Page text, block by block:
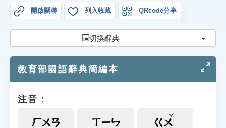
成語故事
索引選單
單字索引
遊戲專區
開啟關聯 列入收藏 QRcode分享
切換辭典 切換
教育部國語辭典簡編本
注音：
ㄏㄨㄢ ㄒㄧㄣ ㄍㄨ